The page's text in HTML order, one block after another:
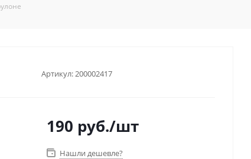
Артикул:200002417
190 руб./шт
Нашли дешевле?